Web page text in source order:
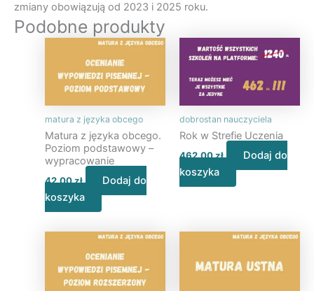
zmiany obowiązują od 2023 i 2025 roku.
Podobne produkty
matura z języka obcego
Matura z języka obcego.
Poziom podstawowy –
wypracowanie
42,00zł
Dodaj do
koszyka
dobrostan nauczyciela
Rok w Strefie Uczenia
462,00zł
Dodaj do
koszyka